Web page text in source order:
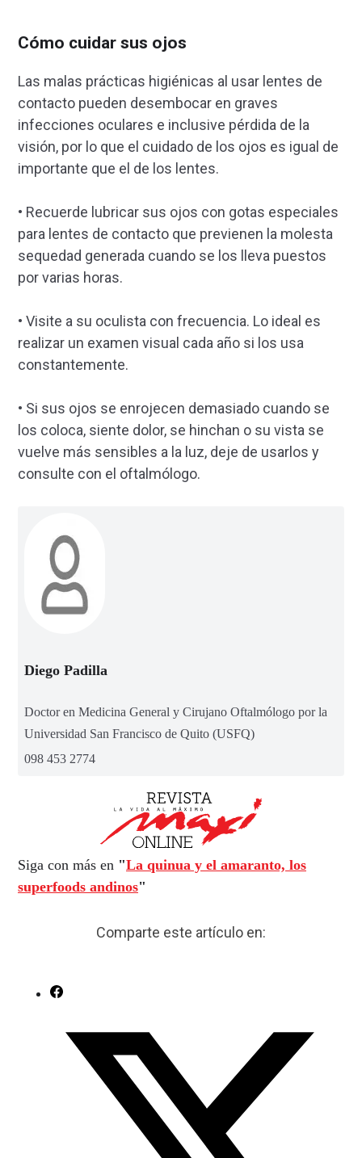
Cómo cuidar sus ojos
Las malas prácticas higiénicas al usar lentes de
contacto pueden desembocar en graves
infecciones oculares e inclusive pérdida de la
visión, por lo que el cuidado de los ojos es igual de
importante que el de los lentes.
• Recuerde lubricar sus ojos con gotas especiales
para lentes de contacto que previenen la molesta
sequedad generada cuando se los lleva puestos
por varias horas.
• Visite a su oculista con frecuencia. Lo ideal es
realizar un examen visual cada año si los usa
constantemente.
• Si sus ojos se enrojecen demasiado cuando se
los coloca, siente dolor, se hinchan o su vista se
vuelve más sensibles a la luz, deje de usarlos y
consulte con el oftalmólogo.
Diego Padilla
Doctor en Medicina General y Cirujano Oftalmólogo por la
Universidad San Francisco de Quito (USFQ)
098 453 2774
Siga con más en "La quinua y el amaranto, los
superfoods andinos"
Comparte este artículo en: